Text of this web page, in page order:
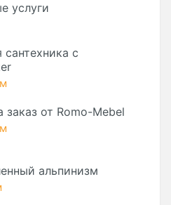
услуги
с
заказ от Romo-Mebel
альпинизм